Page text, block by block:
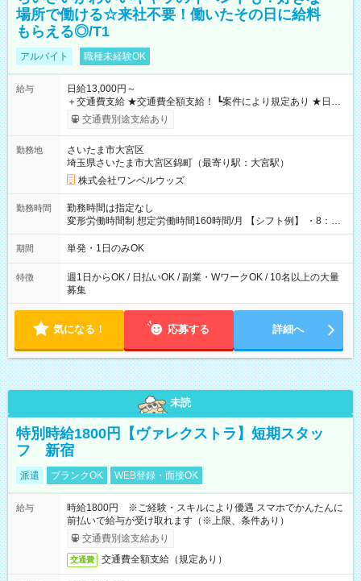
場所で働ける☆来社不要！働いたその日に給料
もらえる◎/T1
アルバイト 職種未経験OK
給与
日給13,000円～
＋交通費支給 ★交通費全額支給！ ┗案件により規定あり ★日払
いOK！（規定あり） ┗働いたその日に現金GET♪ お仕事後はコ
ンビニATMから 日払い分を引き落とせます！ 【試用期間】試
交通費別途支給あり
勤務地
さいたま市大宮区
埼玉県さいたま市大宮区錦町（最寄り駅：大宮駅）
株式会社ワンベルウッズ
勤務時間
勤務時間は指定なし
変形労働時間制 想定労働時間160時間/月 【シフト例】 ・8：00
～21：00
期間 単発・1日のみOK
特徴
週1日からOK / 日払いOK / 副業・WワークOK / 10名以上の大量
募集
気になる！ 応募する 詳細へ
未読
特別時給1800円【ヴァレクストラ】短期スタッ
フ 新宿
派遣 ブランクOK WEB登録・面接OK
給与
時給1800円 ※ご経験・スキルにより優遇 スマホでかんたんに
前払いで給与が受け取れます（※上限、条件あり）
交通費別途支給あり
交通費 交通費全額支給（規定あり）